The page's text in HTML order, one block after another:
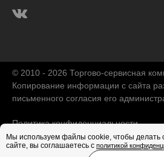
© 2010 - 2026 Торгово-сервисная
Копирование информации с сайта
письменного согласия его
Политика конфиденциальности
Мы используем файлы cookie, чтобы делать
сайте, вы соглашаетесь с политикой